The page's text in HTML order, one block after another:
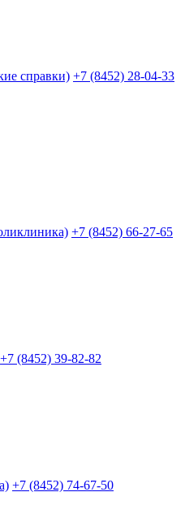
справки) +7 (8452) 28-04-33
+7 (8452) 66-27-65
+7 (8452) 39-82-82
+7 (8452) 74-67-50